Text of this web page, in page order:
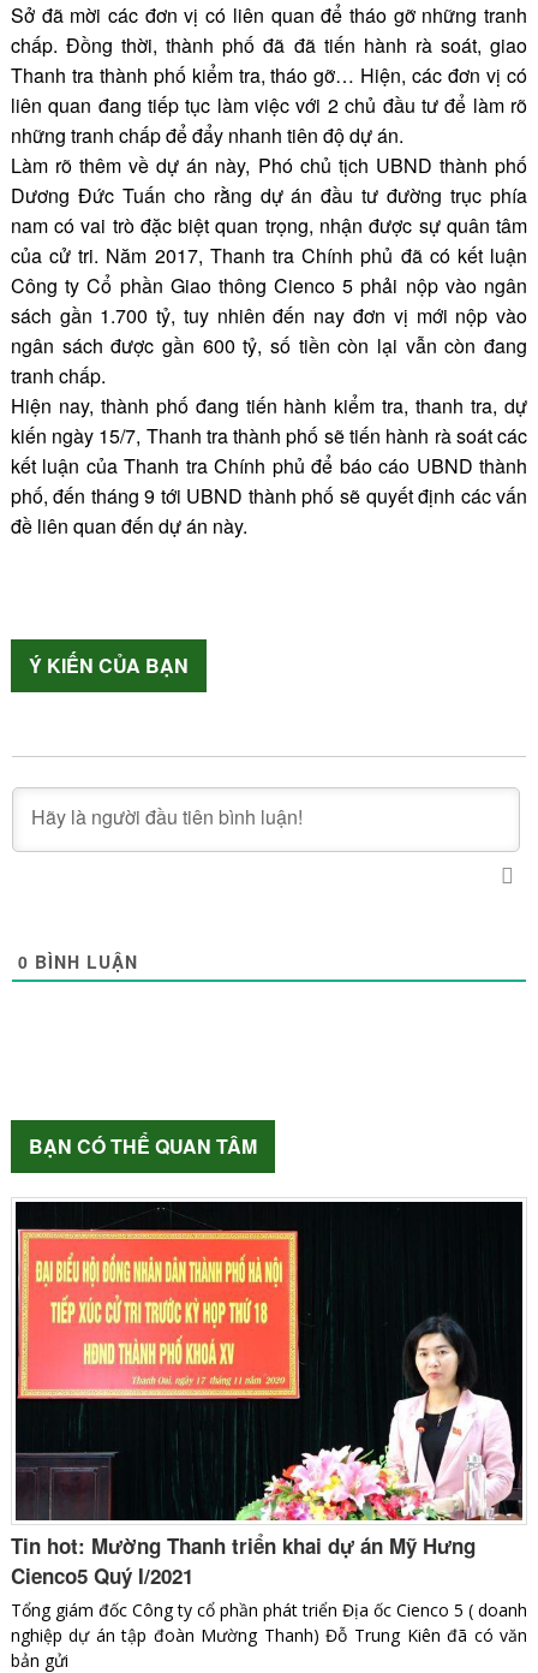
Sở đã mời các đơn vị có liên quan để tháo gỡ những tranh
chấp. Đồng thời, thành phố đã đã tiến hành rà soát, giao
Thanh tra thành phố kiểm tra, tháo gỡ… Hiện, các đơn vị có
liên quan đang tiếp tục làm việc với 2 chủ đầu tư để làm rõ
những tranh chấp để đẩy nhanh tiên độ dự án.
Làm rõ thêm về dự án này, Phó chủ tịch UBND thành phố
Dương Đức Tuấn cho rằng dự án đầu tư đường trục phía
nam có vai trò đặc biệt quan trọng, nhận được sự quân tâm
của cử tri. Năm 2017, Thanh tra Chính phủ đã có kết luận
Công ty Cổ phần Giao thông Cienco 5 phải nộp vào ngân
sách gần 1.700 tỷ, tuy nhiên đến nay đơn vị mới nộp vào
ngân sách được gần 600 tỷ, số tiền còn lại vẫn cònđang
tranh chấp.
Hiện nay, thành phố đang tiến hành kiểm tra, thanh tra, dự
kiến ngày 15/7, Thanh tra thành phố sẽ tiến hành rà soát các
kết luận của Thanh tra Chính phủ để báo cáo UBND thành
phố, đến tháng 9 tới UBND thành phố sẽ quyết định các vấn
đề liên quan đến dự án này.
Ý KIẾN CỦA BẠN
0 BÌNH LUẬN
BẠN CÓ THỂ QUAN TÂM
Tin hot: Mường Thanh triển khai dự án Mỹ Hưng
Cienco5 Quý I/2021
Tổng giám đốc Công ty cổ phần phát triển Địa ốc Cienco 5 ( doanh
nghiệp dự án tập đoàn Mường Thanh) Đỗ Trung Kiên đã có văn
bản gửi